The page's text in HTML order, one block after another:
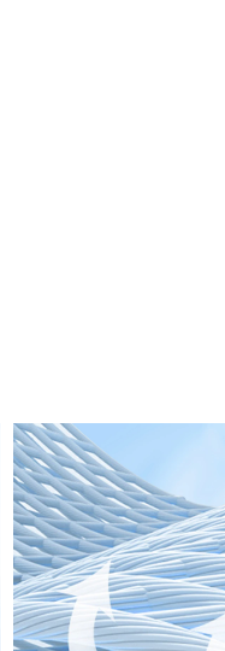
Veel kleurig, Maat: M